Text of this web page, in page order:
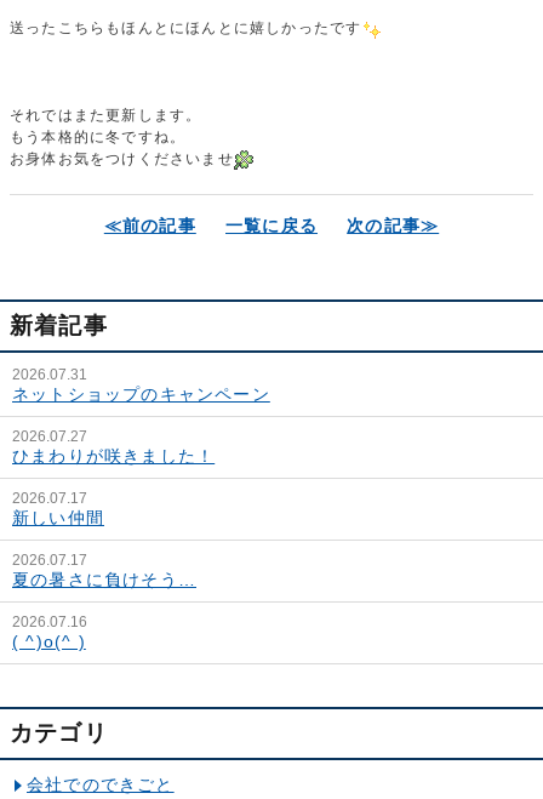
送ったこちらもほんとにほんとに嬉しかったです
それではまた更新します。
もう本格的に冬ですね。
お身体お気をつけくださいませ
≪前の記事 一覧に戻る 次の記事≫
新着記事
2026.07.31
ネットショップのキャンペーン
2026.07.27
ひまわりが咲きました！
2026.07.17
新しい仲間
2026.07.17
夏の暑さに負けそう…
2026.07.16
( ^)o(^ )
カテゴリ
会社でのできごと